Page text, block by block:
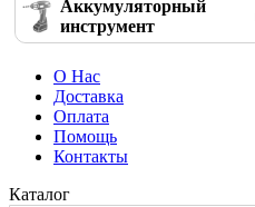
Аккумуляторный
инструмент
О Нас
Доставка
Оплата
Помощь
Контакты
Каталог